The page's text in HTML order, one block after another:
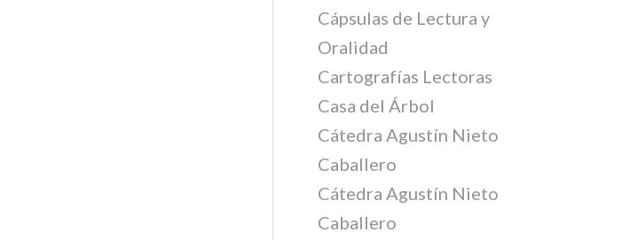
Cápsulas de Lectura y
Oralidad
Cartografías Lectoras
Casa del Árbol
Cátedra Agustín Nieto
Caballero
Cátedra Agustín Nieto
Caballero